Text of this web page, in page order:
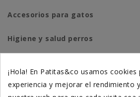
Accesorios para gatos
Higiene y salud perros
Suplementación natural
¡Hola! En Patitas&co usamos
experiencia y mejorar el rendimiento